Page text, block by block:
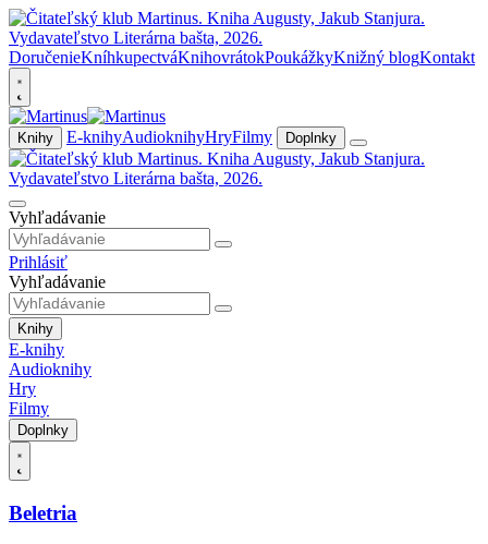
DoručenieKníhkupectváKnihovrátokPoukážkyKnižný blogKontakt
Knihy E-knihyAudioknihyHryFilmy Doplnky
Vyhľadávanie
Prihlásiť
Vyhľadávanie
Knihy
E-knihy
Audioknihy
Hry
Filmy
Doplnky
Beletria